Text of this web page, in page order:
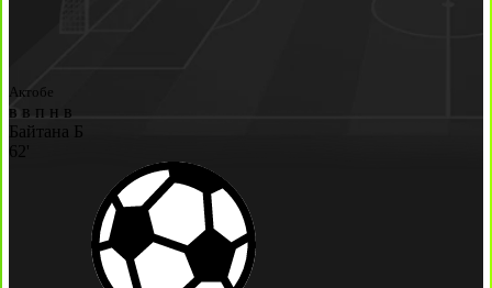
Актобе
в в п н в
Байтана Б
62'